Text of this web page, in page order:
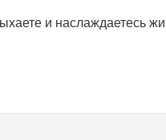
и наслаждаетесь